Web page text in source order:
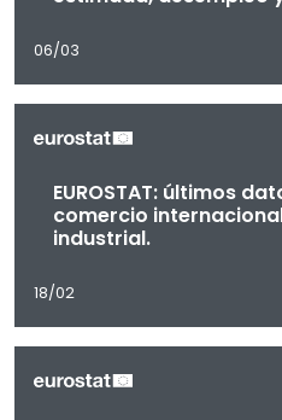
06/03
EUROSTAT: últimos
comercio
industrial.
18/02